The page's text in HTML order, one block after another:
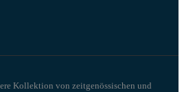
Kollektion von zeitgenössischen und